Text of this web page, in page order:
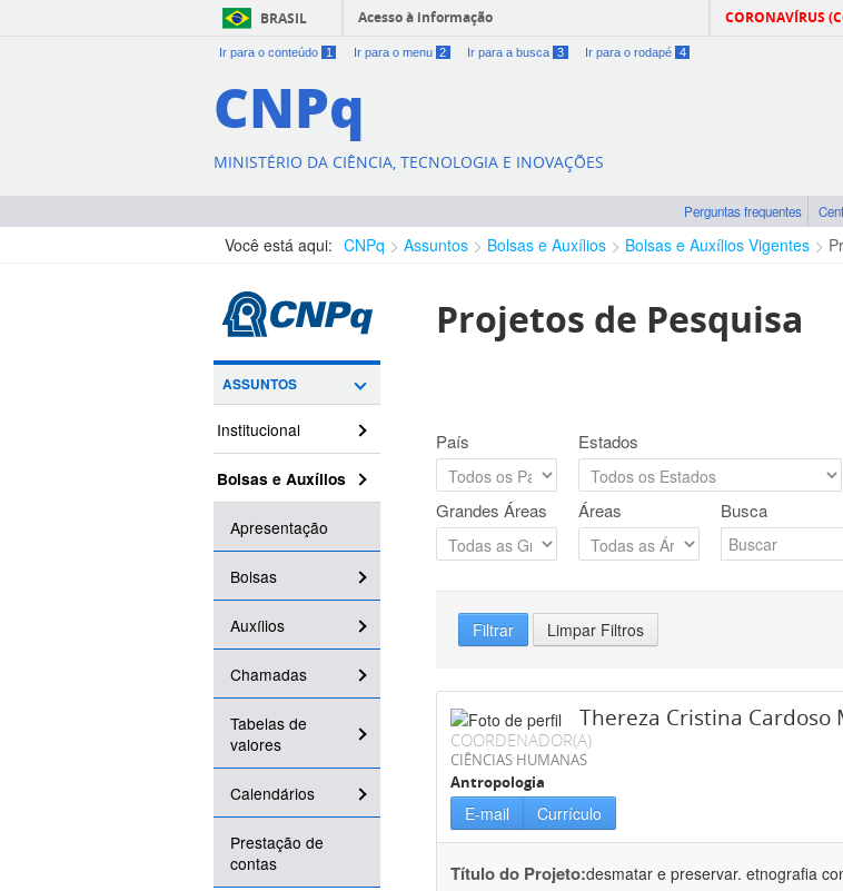
BRASIL Acesso à informação CORONAVÍRUS
Ir para o conteúdo 1 Ir para o menu 2 Ir para a busca 3 Ir para o rodapé 4
CNPq
MINISTÉRIO DA CIÊNCIA, TECNOLOGIA E INOVAÇÕES
Perguntas frequentes
Você está aqui: CNPq Assuntos Bolsas e Auxílios Bolsas e Auxílios Vigentes
ASSUNTOS
Institucional
Bolsas e Auxílios
Apresentação
Bolsas
Auxílios
Chamadas
Tabelas de
valores
Calendários
Prestação de
contas
Projetos de Pesquisa
País Estados
Grandes Áreas Áreas Busca
Filtrar Limpar Filtros
Thereza Cristina Cardoso
COORDENADOR(A)
CIÊNCIAS HUMANAS
Antropologia
E-mail Currículo
Título do Projeto:desmatar e preservar. etnografia